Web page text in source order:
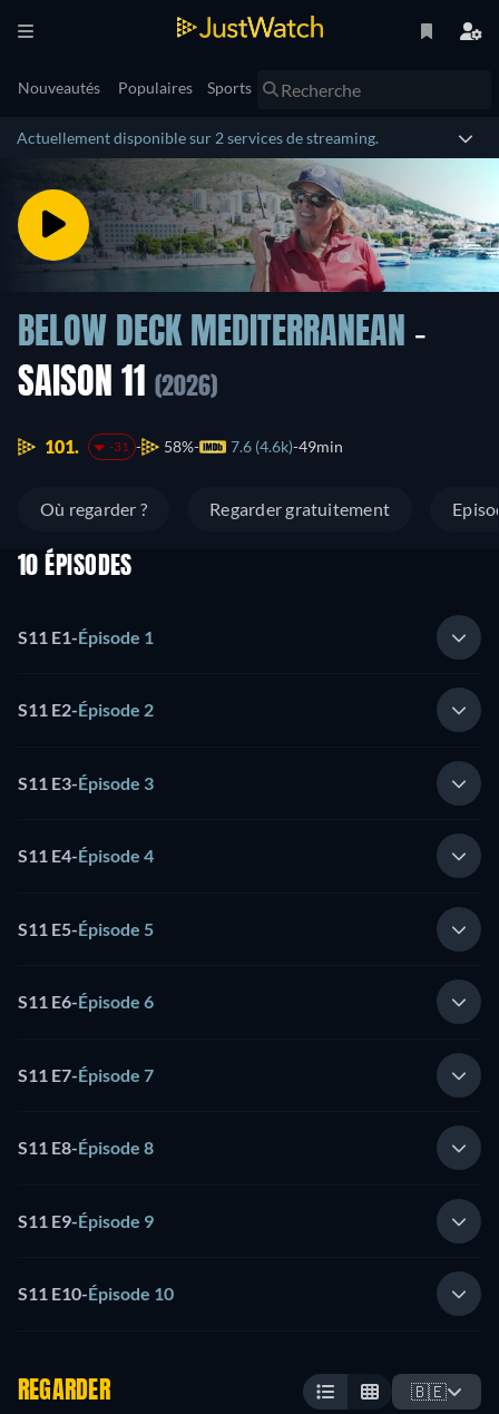
Nouveautés Populaires Sports
Actuellement disponible sur 2 services de streaming.
BELOW DECK MEDITERRANEAN -
SAISON 11
(2026)
101. -31 58% 7.6 (4.6k) 49min
Où regarder ? Regarder gratuitement
10 ÉPISODES
S11 E1-Épisode 1
S11 E2-Épisode 2
S11 E3-Épisode 3
S11 E4-Épisode 4
S11 E5-Épisode 5
S11 E6-Épisode 6
S11 E7-Épisode 7
S11 E8-Épisode 8
S11 E9-Épisode 9
S11 E10-Épisode 10
REGARDER 🇧🇪